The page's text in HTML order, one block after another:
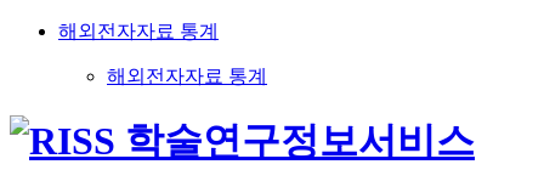
해외전자자료 통계
해외전자자료 통계